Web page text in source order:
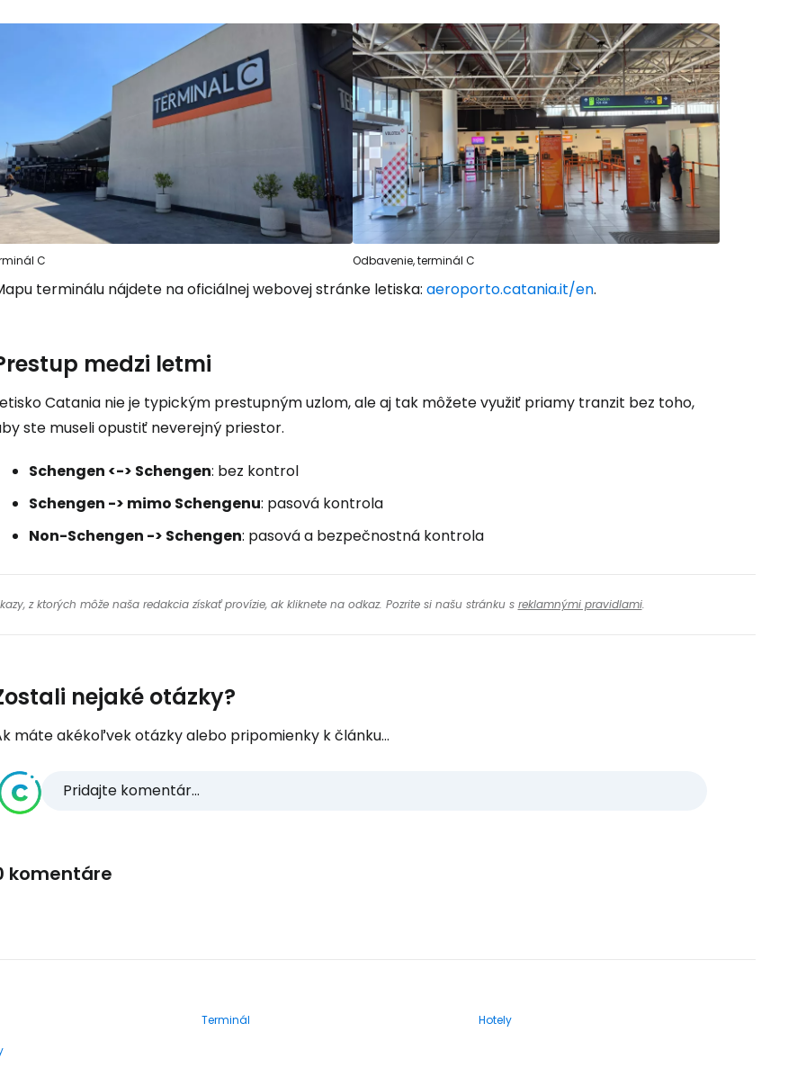
C Odbavenie, terminál C
terminálu nájdete na oficiálnej webovej stránke letiska: aeroporto.catania.it/en.
medzi letmi
Catania nie je typickým prestupným uzlom, ale aj tak môžete využiť priamy tranzit bez toho,
ste museli opustiť neverejný priestor.
Schengen <-> Schengen: bez kontrol
Schengen -> mimo Schengenu: pasová kontrola
Non-Schengen -> Schengen: pasová a bezpečnostná kontrola
z ktorých môže naša redakcia získať provízie, ak kliknete na odkaz. Pozrite si našu stránku s reklamnými pravidlami.
nejaké otázky?
máte akékoľvek otázky alebo pripomienky k článku...
Pridajte komentár...
komentáre
Terminál
Hotely
Pokračovať s e-mailom